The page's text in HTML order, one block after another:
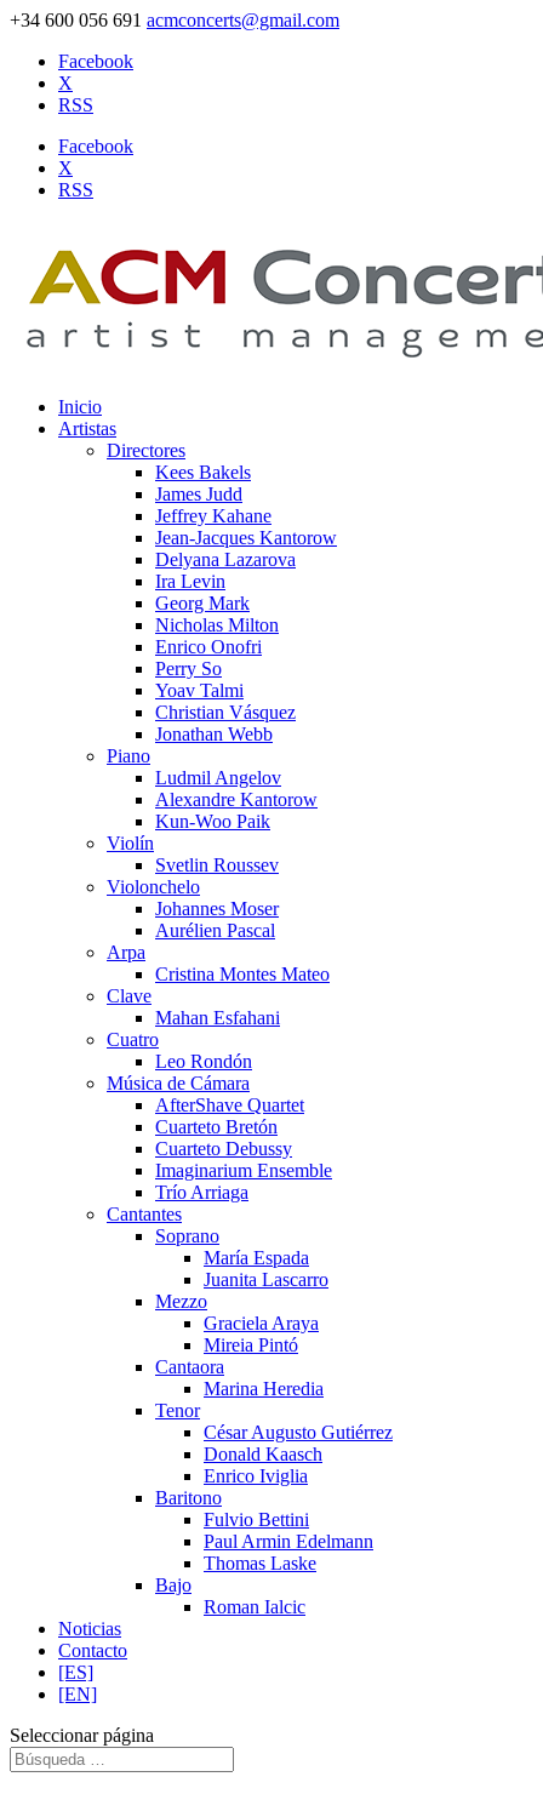
+34 600 056 691 acmconcerts@gmail.com
Facebook
X
RSS
Facebook
X
RSS
Inicio
Artistas
Directores
Kees Bakels
James Judd
Jeffrey Kahane
Jean-Jacques Kantorow
Delyana Lazarova
Ira Levin
Georg Mark
Nicholas Milton
Enrico Onofri
Perry So
Yoav Talmi
Christian Vásquez
Jonathan Webb
Piano
Ludmil Angelov
Alexandre Kantorow
Kun-Woo Paik
Violín
Svetlin Roussev
Violonchelo
Johannes Moser
Aurélien Pascal
Arpa
Cristina Montes Mateo
Clave
Mahan Esfahani
Cuatro
Leo Rondón
Música de Cámara
AfterShave Quartet
Cuarteto Bretón
Cuarteto Debussy
Imaginarium Ensemble
Trío Arriaga
Cantantes
Soprano
María Espada
Juanita Lascarro
Mezzo
Graciela Araya
Mireia Pintó
Cantaora
Marina Heredia
Tenor
César Augusto Gutiérrez
Donald Kaasch
Enrico Iviglia
Baritono
Fulvio Bettini
Paul Armin Edelmann
Thomas Laske
Bajo
Roman Ialcic
Noticias
Contacto
[ES]
[EN]
Seleccionar página